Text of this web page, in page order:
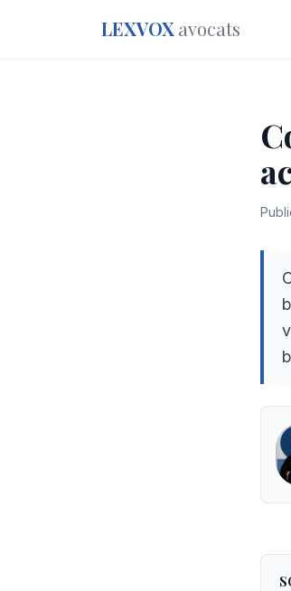
LEXVOX avocats